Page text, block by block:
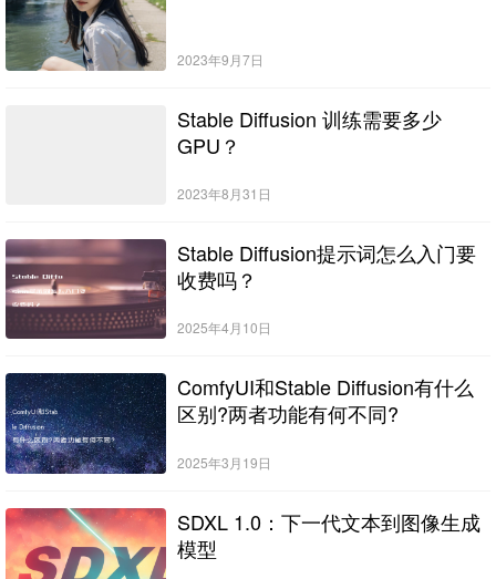
2023年9月7日
Stable Diffusion 训练需要多少
GPU？
2023年8月31日
Stable Diffusion提示词怎么入门要
收费吗？
2025年4月10日
ComfyUI和Stable Diffusion有什么
区别?两者功能有何不同?
2025年3月19日
SDXL 1.0：下一代文本到图像生成
模型